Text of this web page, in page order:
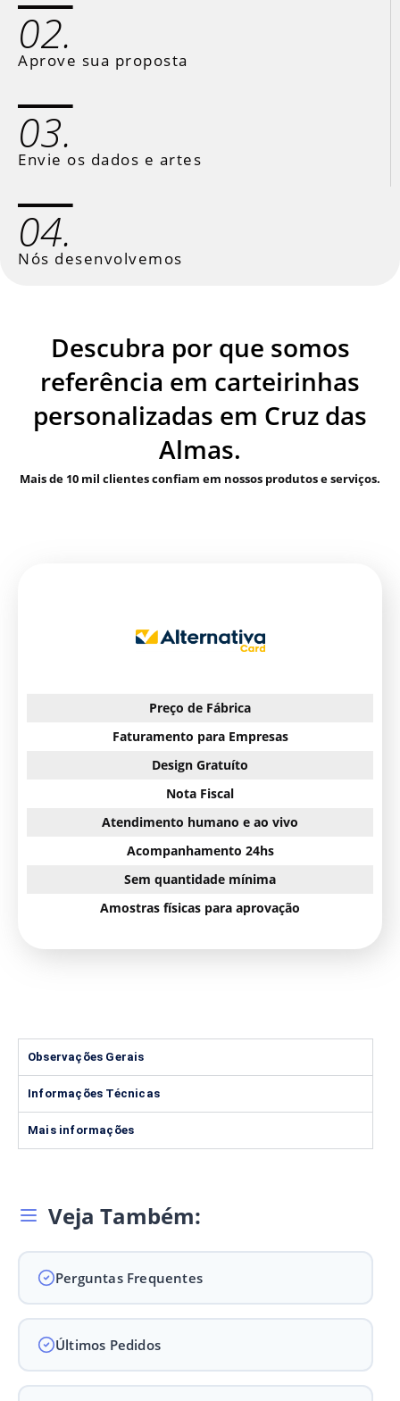
02.
Aprove sua proposta
03.
Envie os dados e artes
04.
Nós desenvolvemos
Descubra por que somos
referência em carteirinhas
personalizadas em Cruz das
Almas.
Mais de 10 mil clientes confiam em nossos produtos e serviços.
Preço de Fábrica
Faturamento para Empresas
Design Gratuíto
Nota Fiscal
Atendimento humano e ao vivo
Acompanhamento 24hs
Sem quantidade mínima
Amostras físicas para aprovação
Observações Gerais
Informações Técnicas
Mais informações
Veja Também:
Perguntas Frequentes
Últimos Pedidos